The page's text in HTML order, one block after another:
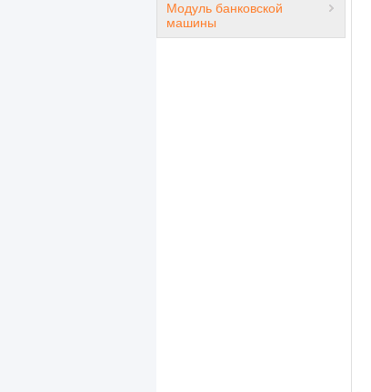
Модуль банковской
машины